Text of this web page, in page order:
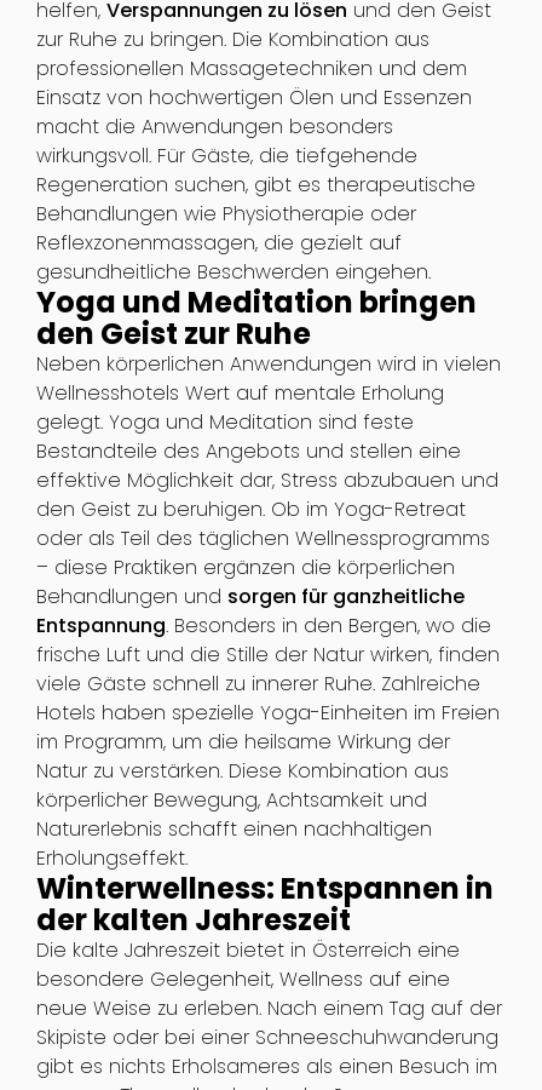
helfen, Verspannungen zu lösen und den Geist
zur Ruhe zu bringen. Die Kombination aus
professionellen Massagetechniken und dem
Einsatz von hochwertigen Ölen und Essenzen
macht die Anwendungen besonders
wirkungsvoll. Für Gäste, die tiefgehende
Regeneration suchen, gibt es therapeutische
Behandlungen wie Physiotherapie oder
Reflexzonenmassagen, die gezielt auf
gesundheitliche Beschwerden eingehen.
Yoga und Meditation bringen
den Geist zur Ruhe
Neben körperlichen Anwendungen wird in vielen
Wellnesshotels Wert auf mentale Erholung
gelegt. Yoga und Meditation sind feste
Bestandteile des Angebots und stellen eine
effektive Möglichkeit dar, Stress abzubauen und
den Geist zu beruhigen. Ob im Yoga-Retreat
oder als Teil des täglichen Wellnessprogramms
– diese Praktiken ergänzen die körperlichen
Behandlungen und sorgen für ganzheitliche
Entspannung. Besonders in den Bergen, wo die
frische Luft und die Stille der Natur wirken, finden
viele Gäste schnell zu innerer Ruhe. Zahlreiche
Hotels haben spezielle Yoga-Einheiten im Freien
im Programm, um die heilsame Wirkung der
Natur zu verstärken. Diese Kombination aus
körperlicher Bewegung, Achtsamkeit und
Naturerlebnis schafft einen nachhaltigen
Erholungseffekt.
Winterwellness: Entspannen in
der kalten Jahreszeit
Die kalte Jahreszeit bietet in Österreich eine
besondere Gelegenheit, Wellness auf eine
neue Weise zu erleben. Nach einem Tag auf der
Skipiste oder bei einer Schneeschuhwanderung
gibt es nichts Erholsameres als einen Besuch im